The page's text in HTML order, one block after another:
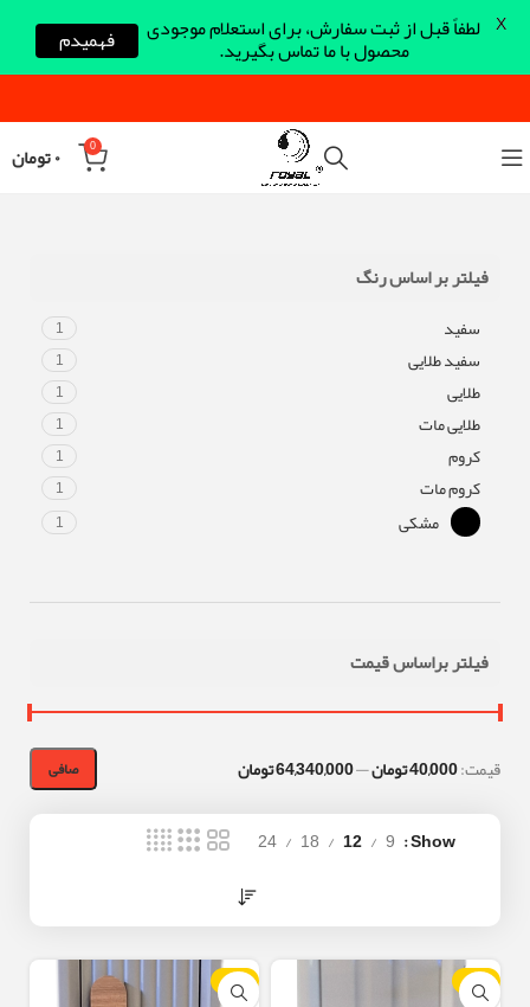
0 ۰تومان
فیلتر بر اساس رنگ
سفید 1
سفید طلایی 1
طلایی 1
طلایی مات 1
کروم 1
کروم مات 1
مشکی 1
فیلتر براساس قیمت
صافی قيمت:40,000 تومان —64,340,000 تومان
Show
9
12
18
24
-10%
-10%
لطفاً قبل از ثبت سفارش، برای استعلام موجودی
محصول با ما تماس بگیرید. فهمیدم X